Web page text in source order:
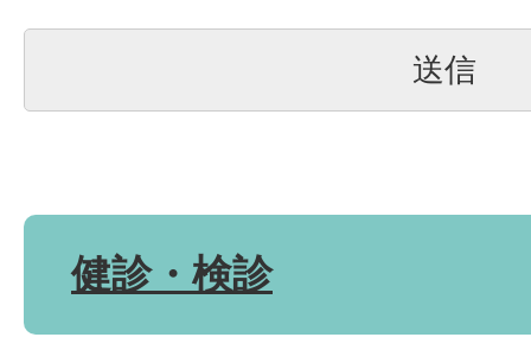
健診・検診